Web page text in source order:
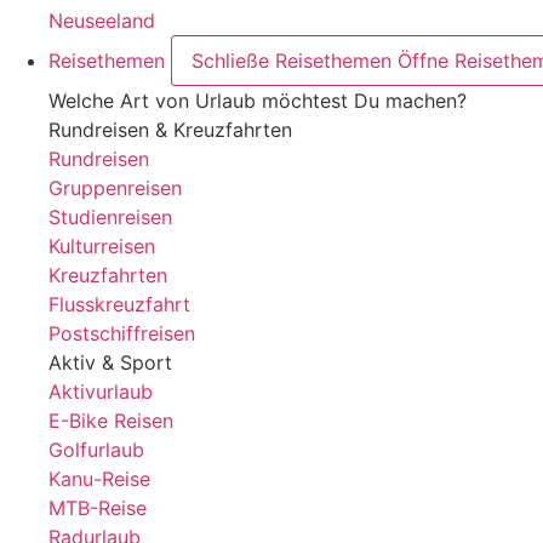
Neuseeland
Reisethemen
Schließe Reisethemen Öffne
Welche Art von Urlaub möchtest Du machen?
Rundreisen & Kreuzfahrten
Rundreisen
Gruppenreisen
Studienreisen
Kulturreisen
Kreuzfahrten
Flusskreuzfahrt
Postschiffreisen
Aktiv & Sport
Aktivurlaub
E-Bike Reisen
Golfurlaub
Kanu-Reise
MTB-Reise
Radurlaub